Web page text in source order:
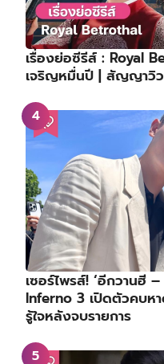
เรื่องย่อซีรีส์ : Royal
เจริญหมื่นปี | สัญญาวิว
เซอร์ไพรส์! ‘อีกวานฮี
Inferno 3 เปิดตัวคบห
รู้ใจหลังจบรายการ